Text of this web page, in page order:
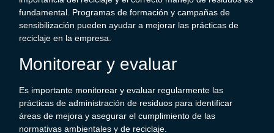
fundamental. Programas de formación y campañas de
sensibilización pueden ayudar a mejorar las prácticas de
reciclaje en la empresa.
Monitorear y evaluar
Es importante monitorear y evaluar regularmente las
prácticas de administración de residuos para identificar
áreas de mejora y asegurar el cumplimiento de las
normativas ambientales y de reciclaje.